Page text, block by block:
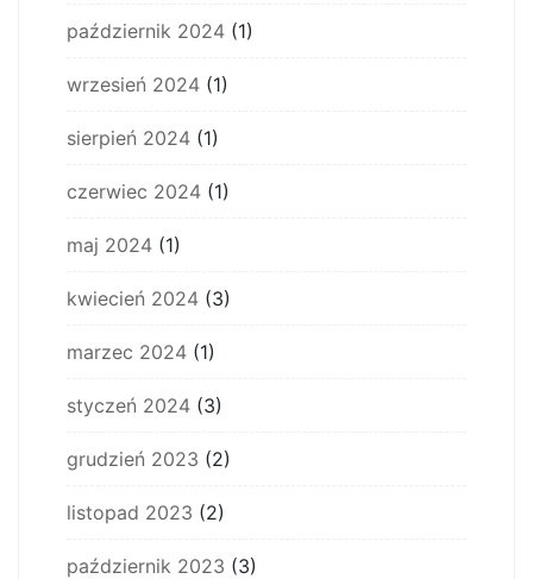
październik 2024 (1)
wrzesień 2024 (1)
sierpień 2024 (1)
czerwiec 2024 (1)
maj 2024 (1)
kwiecień 2024 (3)
marzec 2024 (1)
styczeń 2024 (3)
grudzień 2023 (2)
listopad 2023 (2)
październik 2023 (3)